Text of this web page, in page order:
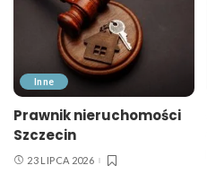
Inne
Prawnik nieruchomości
Szczecin
23 LIPCA 2026